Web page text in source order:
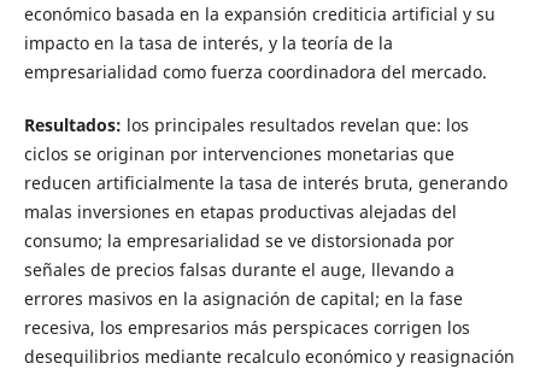
económico basada en la expansión crediticia artificial y su
impacto en la tasa de interés, y la teoría de la
empresarialidad como fuerza coordinadora del mercado.
Resultados: los principales resultados revelan que: los
ciclos se originan por intervenciones monetarias que
reducen artificialmente la tasa de interés bruta, generando
malas inversiones en etapas productivas alejadas del
consumo; la empresarialidad se ve distorsionada por
señales de precios falsas durante el auge, llevando a
errores masivos en la asignación de capital; en la fase
recesiva, los empresarios más perspicaces corrigen los
desequilibrios mediante recalculo económico y reasignación